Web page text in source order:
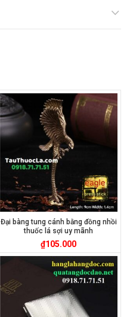
Đại bàng tung cánh bằng đồng nhồi
thuốc lá sợi uy mãnh
₫105.000